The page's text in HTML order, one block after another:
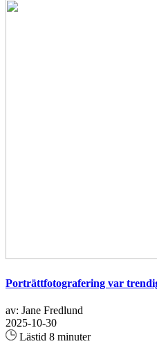
Porträttfotografering var
av: Jane Fredlund
2025-10-30
Lästid 8 minuter